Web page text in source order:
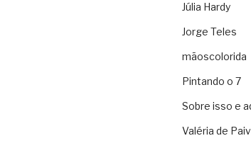
Júlia Hardy
Jorge Teles
mãoscolorida
Pintando o 7
Sobre isso e
Valéria de